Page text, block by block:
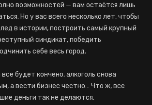
возможностей — вам остаётся лишь
Но у вас всего несколько лет, чтобы
в истории, построить самый крупный
синдикат, победить
себе весь город.
будет кончено, алкоголь снова
а вести бизнес честно… Что ж, все
деньги так не делаются.